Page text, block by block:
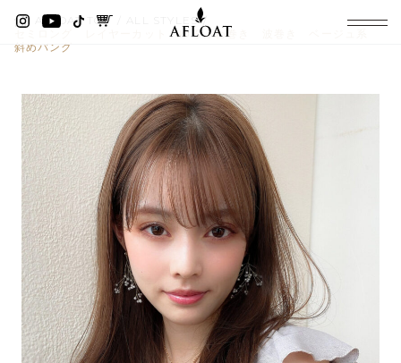
AFLOAT TOP
ALL STYLES
セミロング レイヤーカット ゆるふわ巻き 波巻き ベージュ系
斜めバング